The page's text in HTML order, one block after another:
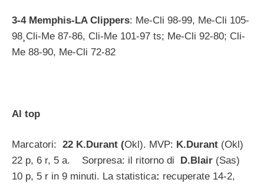
3-4 Memphis-LA Clippers: Me-Cli 98-99, Me-Cli 105-
98¸Cli-Me 87-86, Cli-Me 101-97 ts; Me-Cli 92-80; Cli-
Me 88-90, Me-Cli 72-82
Al top
Marcatori: 22 K.Durant (Okl). MVP: K.Durant (Okl)
22 p, 6 r, 5 a. Sorpresa: il ritorno di
D.Blair (Sas)
10 p, 5 r in 9 minuti. La statistica: recuperate 14-2,